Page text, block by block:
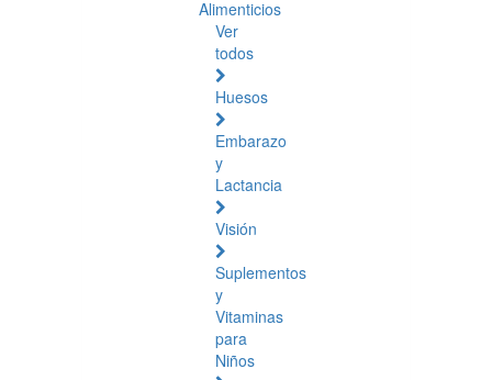
Alimenticios
Ver
todos
Huesos
Embarazo
y
Lactancia
Visión
Suplementos
y
Vitaminas
para
Niños